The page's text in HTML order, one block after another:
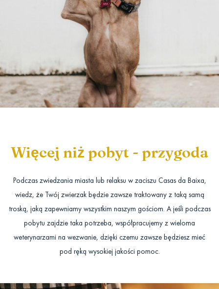
Więcej niż pobyt - przygoda
Podczas zwiedzania miasta lub relaksu w zaciszu Casas da Baixa,
wiedz, że Twój zwierzak będzie zawsze traktowany z taką samą
troską, jaką zapewniamy wszystkim naszym gościom. A jeśli podczas
pobytu zajdzie taka potrzeba, współpracujemy z wieloma
weterynarzami na wezwanie, dzięki czemu zawsze będziesz mieć
pod ręką wysokiej jakości pomoc.